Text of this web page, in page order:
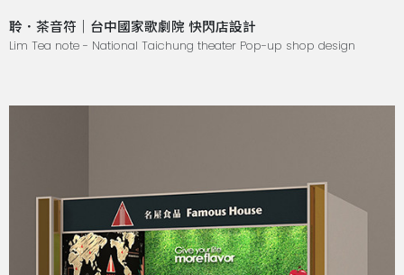
聆．茶音符｜台中國家歌劇院 快閃店設計
Lim Tea note - National Taichung theater Pop-up shop design